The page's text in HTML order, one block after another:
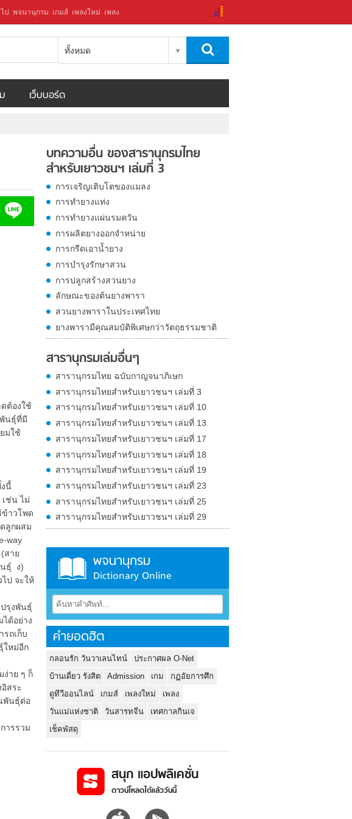
ป พจนานุกรม เกมส์ เพลงใหม่ เพลง
ทั้งหมด
เว็บบอร์ด
ต้องใช้
นธุ์ที่มี
มใช้
นี้
ช่น ไม่
าวโพด
ลูกผสม
way
สาย
ธุ์ ง)
ป จะให้
รุงพันธุ์
ด้อย่าง
ถเก็บ
ใหม่อีก
ง่าย ๆ ก็
สระ
พันธุ์ต่อ
ารรวม
บทความอื่น ของสารานุกรมไทย
สำหรับเยาวชนฯ เล่มที่ 3
การเจริญเติบโตของแมลง
การทำยางแท่ง
การทำยางแผ่นรมควัน
การผลิตยางออกจำหน่าย
การกรีดเอาน้ำยาง
การบำรุงรักษาสวน
การปลูกสร้างสวนยาง
ลักษณะของต้นยางพารา
สวนยางพาราในประเทศไทย
ยางพารามีคุณสมบัติพิเศษกว่าวัตถุธรรมชาติ
สารานุกรมเล่มอื่นๆ
สารานุกรมไทย ฉบับกาญจนาภิเษก
สารานุกรมไทยสำหรับเยาวชนฯ เล่มที่ 3
สารานุกรมไทยสำหรับเยาวชนฯ เล่มที่ 10
สารานุกรมไทยสำหรับเยาวชนฯ เล่มที่ 13
สารานุกรมไทยสำหรับเยาวชนฯ เล่มที่ 17
สารานุกรมไทยสำหรับเยาวชนฯ เล่มที่ 18
สารานุกรมไทยสำหรับเยาวชนฯ เล่มที่ 19
สารานุกรมไทยสำหรับเยาวชนฯ เล่มที่ 23
สารานุกรมไทยสำหรับเยาวชนฯ เล่มที่ 25
สารานุกรมไทยสำหรับเยาวชนฯ เล่มที่ 29
พจนานุกรม
Dictionary Online
คำยอดฮิต
กลอนรัก วันวาเลนไทน์
ประกาศผล O-Net
บ้านเดี่ยว รังสิต
Admission เกม
กฏอัยการศึก
ดูทีวีออนไลน์
เกมส์ เพลงใหม่
เพลง
วันแม่แห่งชาติ
วันสารทจีน
เทศกาลกินเจ
เช็คพัสดุ
สนุก แอปพลิเคชั่น
ดาวน์โหลดได้แล้ววันนี้